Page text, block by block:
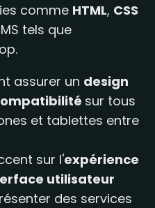
comme HTML, CSS
tels que
assurer un design
sur tous
et tablettes entre
sur l'expérience
utilisateur
des services